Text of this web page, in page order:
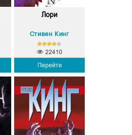
Лори
Стивен Кинг
Перейти
22410